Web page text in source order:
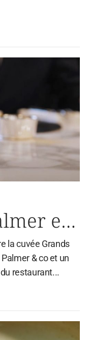
et
la cuvée Grands
& co et un
restaurant...